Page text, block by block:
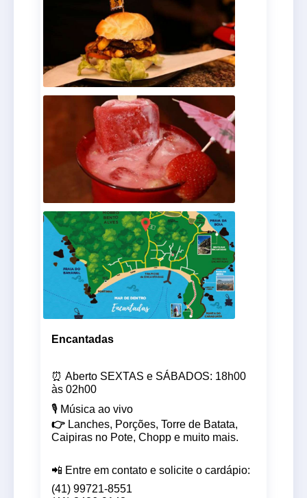
Encantadas
⏰Aberto SEXTAS e SÁBADOS: 18h00
às 02h00
🎙️ Música ao vivo
👉 Lanches, Porções, Torre de Batata,
Caipiras no Pote, Chopp e muito mais.
📲 Entre em contato e solicite o cardápio:
(41) 99721-8551